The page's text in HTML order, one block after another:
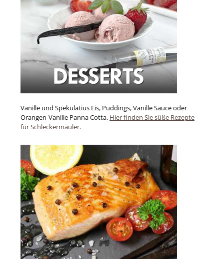
Vanille und Spekulatius Eis, Puddings, Vanille Sauce oder
Orangen-Vanille Panna Cotta. Hier finden Sie süße Rezepte
für Schleckermäuler.